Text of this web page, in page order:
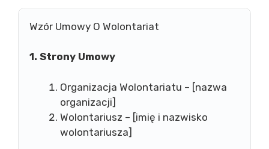
Wzór Umowy O Wolontariat
1. Strony Umowy
Organizacja Wolontariatu – [nazwa
organizacji]
Wolontariusz – [imię i nazwisko
wolontariusza]